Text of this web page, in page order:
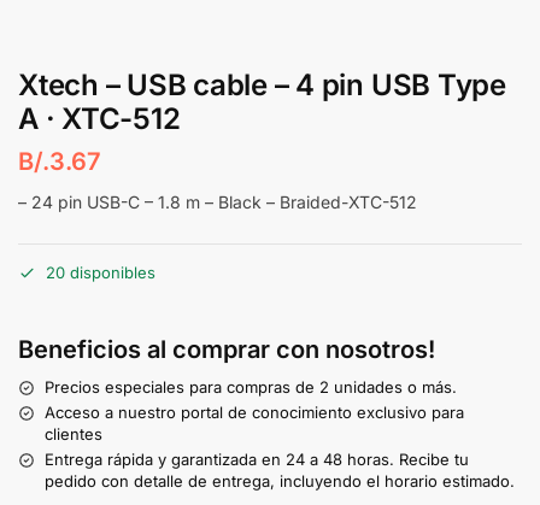
Xtech – USB cable – 4 pin USB Type
A · XTC-512
B/.3.67
– 24 pin USB-C – 1.8 m – Black – Braided-XTC-512
20 disponibles
Beneficios al comprar con nosotros!
Precios especiales para compras de 2 unidades o más.
Acceso a nuestro portal de conocimiento exclusivo para
clientes
Entrega rápida y garantizada en 24 a 48 horas. Recibe tu
pedido con detalle de entrega, incluyendo el horario estimado.